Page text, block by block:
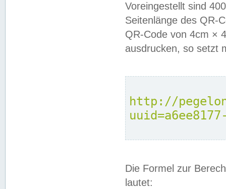
Voreingestellt sind
Seitenlänge des QR-
QR-Code von 4cm ×
ausdrucken, so setzt
http://
Die Formel zur
lautet: